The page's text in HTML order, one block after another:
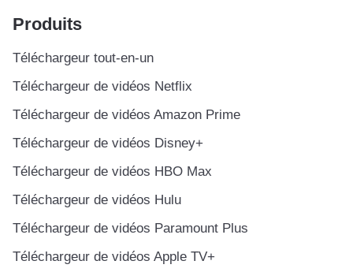
Produits
Téléchargeur tout-en-un
Téléchargeur de vidéos Netflix
Téléchargeur de vidéos Amazon Prime
Téléchargeur de vidéos Disney+
Téléchargeur de vidéos HBO Max
Téléchargeur de vidéos Hulu
Téléchargeur de vidéos Paramount Plus
Téléchargeur de vidéos Apple TV+